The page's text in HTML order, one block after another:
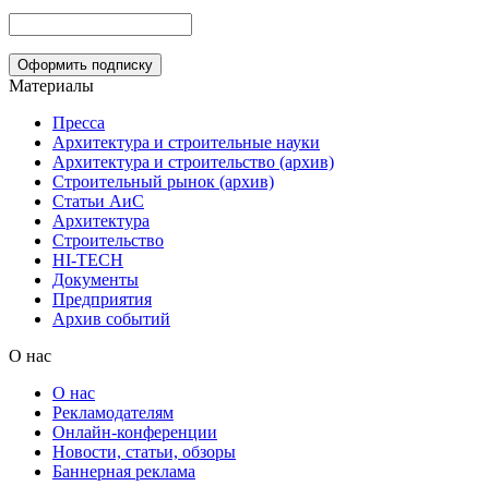
Материалы
Пресса
Архитектура и строительные науки
Архитектура и строительство (архив)
Строительный рынок (архив)
Статьи АиС
Архитектура
Строительство
HI-TECH
Документы
Предприятия
Архив событий
О нас
О нас
Рекламодателям
Онлайн-конференции
Новости, статьи, обзоры
Баннерная реклама